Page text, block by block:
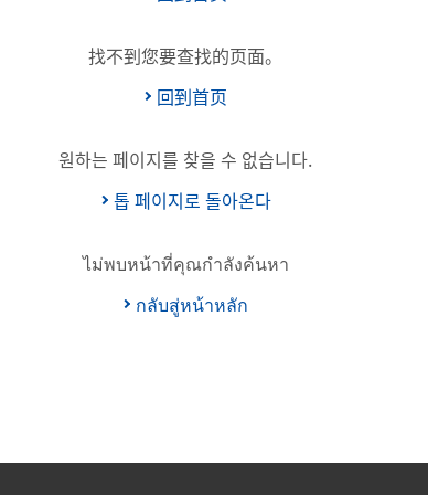
找不到您要查找的页面。
回到首页
원하는 페이지를 찾을 수 없습니다.
톱 페이지로 돌아온다
ไม่พบหน้าที่คุณกำลังค้นหา
กลับสู่หน้าหลัก